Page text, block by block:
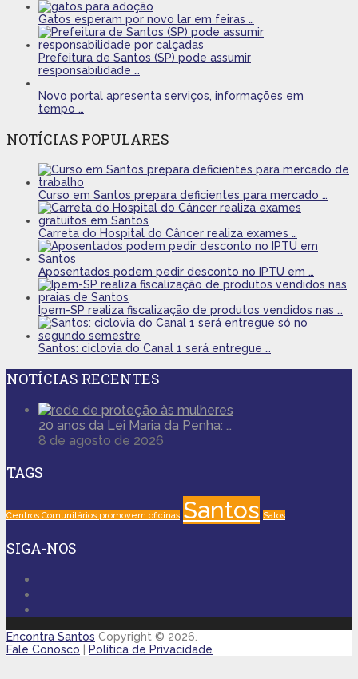
Gatos esperam por novo lar em feiras …
Prefeitura de Santos (SP) pode assumir
responsabilidade …
Novo portal apresenta serviços, informações em
tempo …
NOTÍCIAS POPULARES
Curso em Santos prepara deficientes para mercado …
Carreta do Hospital do Câncer realiza exames …
Aposentados podem pedir desconto no IPTU em …
Ipem-SP realiza fiscalização de produtos vendidos nas …
Santos: ciclovia do Canal 1 será entregue …
NOTÍCIAS RECENTES
20 anos da Lei Maria da Penha: …
8 de agosto de 2026
TAGS
Centros Comunitários promovem oficinas Santos Satos
SIGA-NOS
Encontra Santos Copyright © 2026.
Fale Conosco
Política de Privacidade